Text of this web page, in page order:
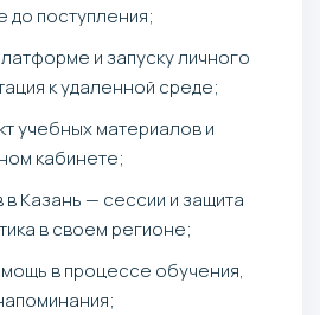
поступления;
и запуску личного
к удаленной среде;
учебных материалов и
кабинете;
в Казань — сессии и защита
в своем регионе;
в процессе обучения,